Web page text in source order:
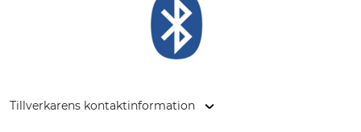
Tillverkarens kontaktinformation